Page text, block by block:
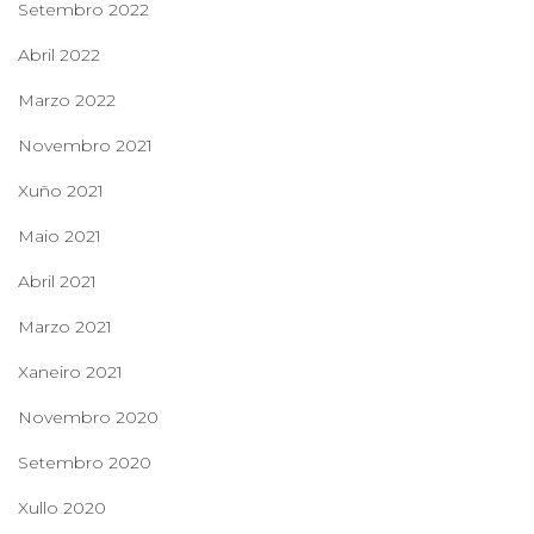
Setembro 2022
Abril 2022
Marzo 2022
Novembro 2021
Xuño 2021
Maio 2021
Abril 2021
Marzo 2021
Xaneiro 2021
Novembro 2020
Setembro 2020
Xullo 2020